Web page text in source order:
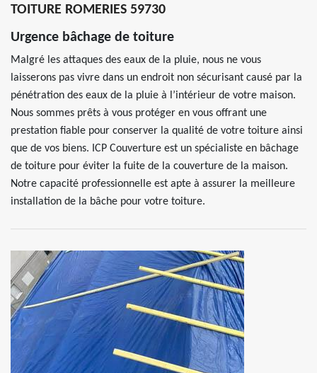
TOITURE ROMERIES 59730
Urgence bâchage de toiture
Malgré les attaques des eaux de la pluie, nous ne vous
laisserons pas vivre dans un endroit non sécurisant causé par la
pénétration des eaux de la pluie à l’intérieur de votre maison.
Nous sommes prêts à vous protéger en vous offrant une
prestation fiable pour conserver la qualité de votre toiture ainsi
que de vos biens. ICP Couverture est un spécialiste en bâchage
de toiture pour éviter la fuite de la couverture de la maison.
Notre capacité professionnelle est apte à assurer la meilleure
installation de la bâche pour votre toiture.